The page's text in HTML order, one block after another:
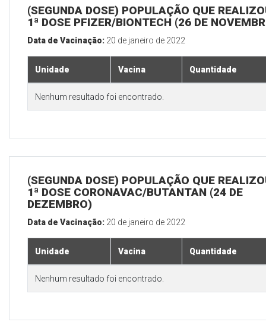
(SEGUNDA DOSE) POPULAÇÃO QUE
1ª DOSE PFIZER/BIONTECH (26 DE
Data de Vacinação: 20 de janeiro de 2022
Unidade Vacina Quantidade
Nenhum resultado foi encontrado.
(SEGUNDA DOSE) POPULAÇÃO QUE
1ª DOSE CORONAVAC/BUTANTAN (24 DE
DEZEMBRO)
Data de Vacinação: 20 de janeiro de 2022
Unidade Vacina Quantidade
Nenhum resultado foi encontrado.